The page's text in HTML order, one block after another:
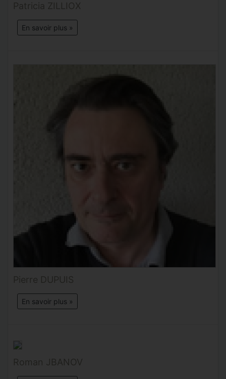
Patricia ZILLIOX
En savoir plus »
Pierre DUPUIS
En savoir plus »
Roman JBANOV